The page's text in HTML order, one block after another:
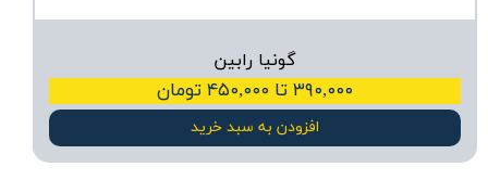
گونیا رابین
۳۹۰,۰۰۰ تا ۴۵۰,۰۰۰ تومان
افزودن به سبد خرید